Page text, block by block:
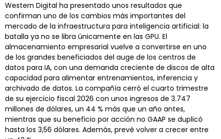
Western Digital ha presentado unos resultados que
confirman uno de los cambios más importantes del
mercado de la infraestructura para inteligencia artificial: la
batalla ya no se libra únicamente en las GPU. El
almacenamiento empresarial vuelve a convertirse en uno
de los grandes beneficiados del auge de los centros de
datos para IA, con una demanda creciente de discos de alta
capacidad para alimentar entrenamientos, inferencia y
archivado de datos. La compañía cerró el cuarto trimestre
de su ejercicio fiscal 2026 con unos ingresos de 3.747
millones de dólares, un 44 % más que un año antes,
mientras que su beneficio por acción no GAAP se duplicó
hasta los 3,56 dólares. Además, prevé volver a crecer entre